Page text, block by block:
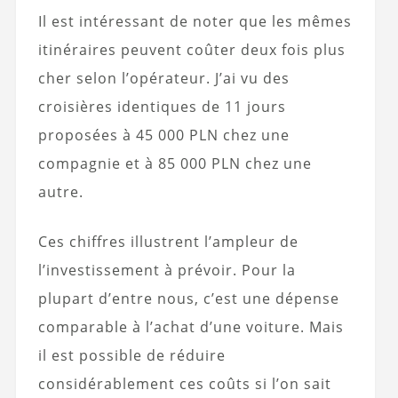
Il est intéressant de noter que les mêmes
itinéraires peuvent coûter deux fois plus
cher selon l’opérateur. J’ai vu des
croisières identiques de 11 jours
proposées à 45 000 PLN chez une
compagnie et à 85 000 PLN chez une
autre.
Ces chiffres illustrent l’ampleur de
l’investissement à prévoir. Pour la
plupart d’entre nous, c’est une dépense
comparable à l’achat d’une voiture. Mais
il est possible de réduire
considérablement ces coûts si l’on sait